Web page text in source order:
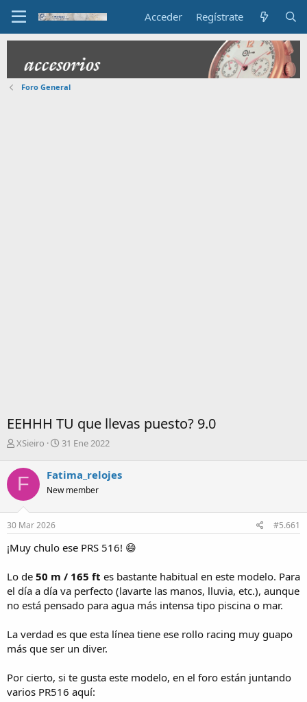
Acceder Regístrate
Foro General
EEHHH TU que llevas puesto? 9.0
I
i
c
a
d
o
d
l
t
e
XSieiro
F
h
a
e
i
o
31 Ene 2022
F Fatima_relojes
New member
30 Mar 2026 #5.661
¡Muy chulo ese PRS 516! 😄
Lo de 50 m / 165 ft es bastante habitual en este modelo. Para
el día a día va perfecto (lavarte las manos, lluvia, etc.), aunque
no está pensado para agua más intensa tipo piscina o mar.
La verdad es que esta línea tiene ese rollo racing muy guapo
más que ser un diver.
Por cierto, si te gusta este modelo, en el foro están juntando
varios PR516 aquí: